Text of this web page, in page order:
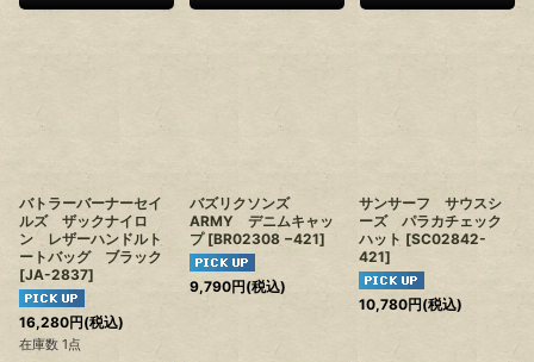
バトラーバーナーセイ
ルズ ザックナイロ
ン レザーハンドルト
ートバッグ ブラック
[JA-2837]
16,280円(税込)
在庫数 1点
バズリクソンズ
ARMY デニムキャッ
プ [BR02308 −421]
9,790円(税込)
サンサーフ サウスシ
ーズ パラカチェック
ハット [SC02842-
421]
10,780円(税込)